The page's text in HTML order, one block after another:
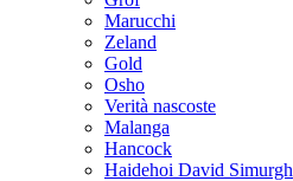
Marucchi
Zeland
Gold
Osho
Verità nascoste
Malanga
Hancock
Haidehoi David Simurgh